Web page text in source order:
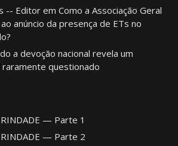
-- Editorem Como a Associação Geral
anúncio da presença de ETs no
a devoção nacional revela um
questionado
— Parte 1
— Parte 2